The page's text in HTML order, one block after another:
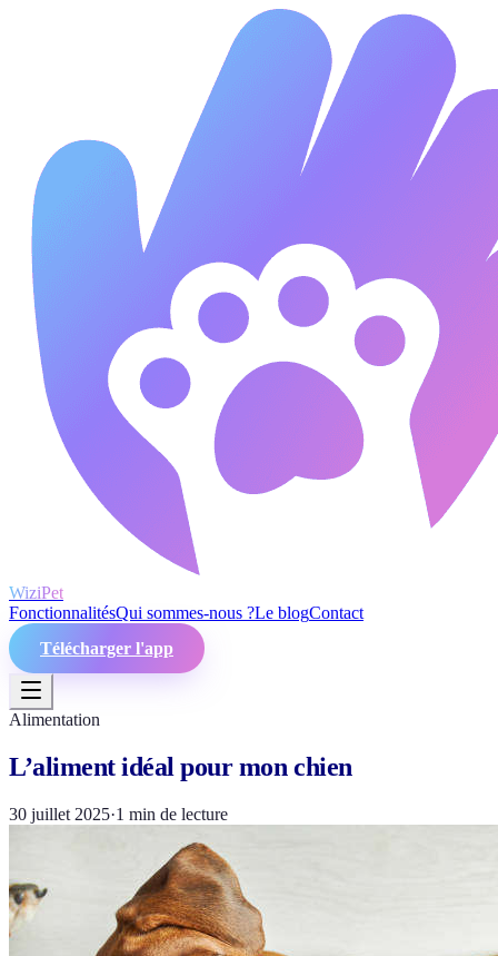
WiziPet
FonctionnalitésQui sommes-nous ?Le blogContact
Télécharger l'app
Alimentation
L’aliment idéal pour mon chien
30 juillet 2025·1 min de lecture